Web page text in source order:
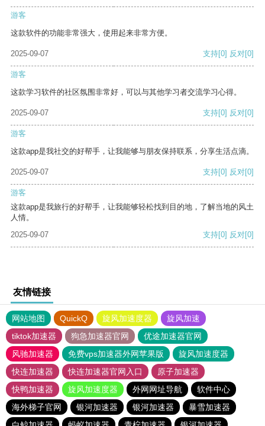
游客
这款软件的功能非常强大，使用起来非常方便。
2025-09-07 支持[0] 反对[0]
游客
这款学习软件的社区氛围非常好，可以与其他学习者交流学习心得。
2025-09-07 支持[0] 反对[0]
游客
这款app是我社交的好帮手，让我能够与朋友保持联系，分享生活点滴。
2025-09-07 支持[0] 反对[0]
游客
这款app是我旅行的好帮手，让我能够轻松找到目的地，了解当地的风土
人情。
2025-09-07
支持[0] 反对[0]
友情链接
网站地图 QuickQ 旋风加速度器
旋风加速
tiktok加速器
狗急加速器官网
优途加速器官网
风驰加速器
免费vps加速器外网苹果版
旋风加速度器
快连加速器
快连加速器官网入口
原子加速器
快鸭加速器
旋风加速度器 外网网址导航
软件中心
海外梯子官网
银河加速器 银河加速器
暴雪加速器